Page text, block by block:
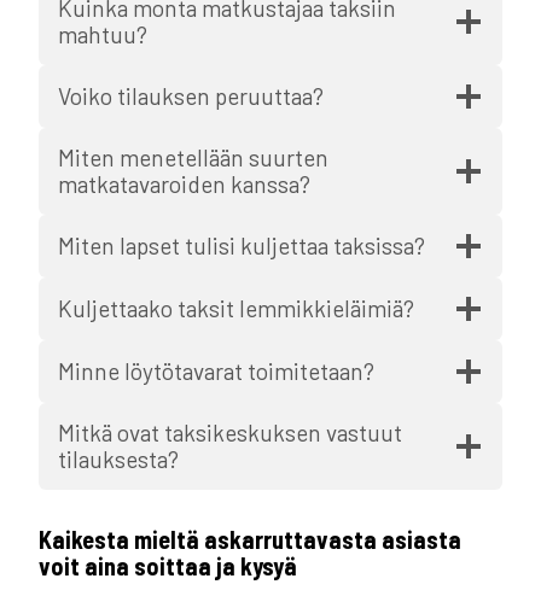
Kuinka monta matkustajaa taksiin
mahtuu?
Voiko tilauksen peruuttaa?
Miten menetellään suurten
matkatavaroiden kanssa?
Miten lapset tulisi kuljettaa taksissa?
Kuljettaako taksit lemmikkieläimiä?
Minne löytötavarat toimitetaan?
Mitkä ovat taksikeskuksen vastuut
tilauksesta?
Kaikesta mieltä askarruttavasta asiasta
voit aina soittaa ja kysyä